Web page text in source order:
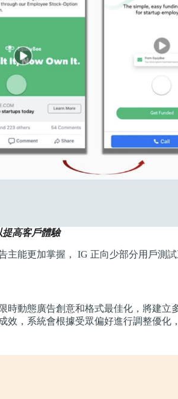
提高客戶體驗
主能更加掌握， IG 正向少部分用戶測試
時動態廣告創意和格式最佳化，將建立
效，系統會根據受眾偏好進行調整優化